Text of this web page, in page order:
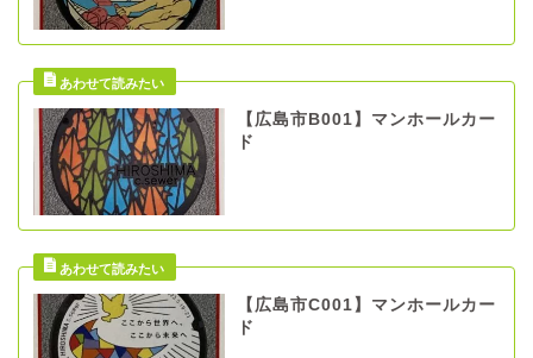
【広島市B001】マンホールカー
ド
【広島市C001】マンホールカー
ド